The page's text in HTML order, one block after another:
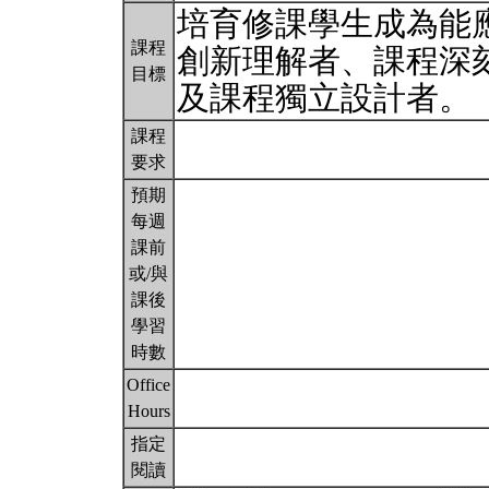
課程
目標
培育修課學生成為能
創新理解者、課程深
及課程獨立設計者。
課程
要求
預期
每週
課前
或/與
課後
學習
時數
Office
Hours
指定
閱讀